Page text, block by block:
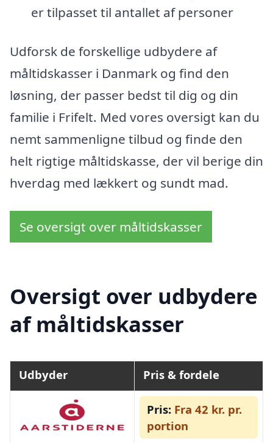
er tilpasset til antallet af personer
Udforsk de forskellige udbydere af
måltidskasser i Danmark og find den
løsning, der passer bedst til dig og din
familie i Frifelt. Med vores oversigt kan du
nemt sammenligne tilbud og finde den
helt rigtige måltidskasse, der vil berige din
hverdag med lækkert og sundt mad.
Se oversigt over måltidskasser
Oversigt over udbydere
af måltidskasser
Udbyder Pris & fordele
Pris: Fra 42 kr. pr.
portion